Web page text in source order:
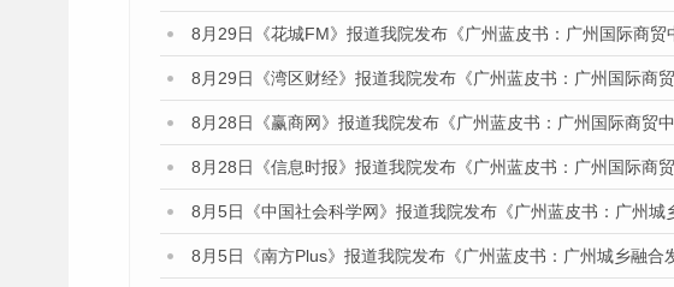
8月29日《花城FM》报道我院发布《广州蓝皮书：广州国际商
8月29日《湾区财经》报道我院发布《广州蓝皮书：广州国际商
8月28日《赢商网》报道我院发布《广州蓝皮书：广州国际商贸
8月28日《信息时报》报道我院发布《广州蓝皮书：广州国际商
8月5日《中国社会科学网》报道我院发布《广州蓝皮书：广州
8月5日《南方Plus》报道我院发布《广州蓝皮书：广州城乡融合